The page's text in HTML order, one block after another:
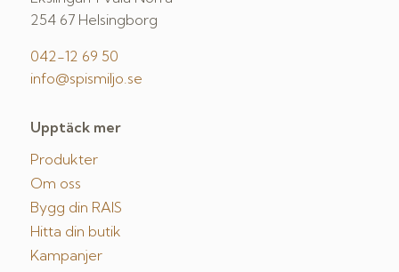
254 67 Helsingborg
042-12 69 50
info@spismiljo.se
Upptäck mer
Produkter
Om oss
Bygg din RAIS
Hitta din butik
Kampanjer